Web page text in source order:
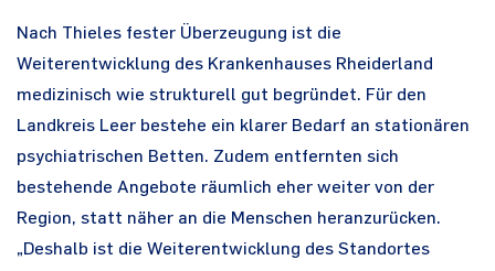
Nach Thieles fester Überzeugung ist die
Weiterentwicklung des Krankenhauses Rheiderland
medizinisch wie strukturell gut begründet. Für den
Landkreis Leer bestehe ein klarer Bedarf an stationären
psychiatrischen Betten. Zudem entfernten sich
bestehende Angebote räumlich eher weiter von der
Region, statt näher an die Menschen heranzurücken.
„Deshalb ist die Weiterentwicklung des Standortes